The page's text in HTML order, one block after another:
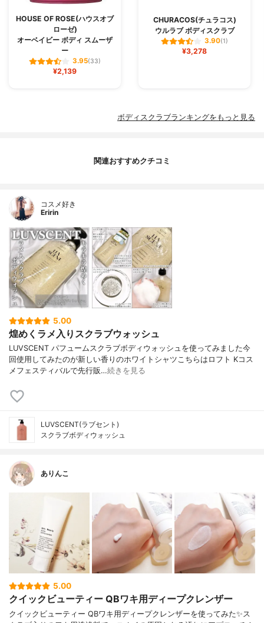
HOUSE OF ROSE(ハウスオブ
ローゼ)
オーベイビー ボディ スムーザ
ー
3.95(33)
¥2,139
CHURACOS(チュラコス)
ウルラブ ボディスクラブ
3.90(1)
¥3,278
ボディスクラブランキングをもっと見る
関連おすすめクチコミ
コスメ好き
Eririn
5.00
煌めくラメ入りスクラブウォッシュ
LUVSCENT パフュームスクラブボディウォッシュを使ってみました今
回使用してみたのが新しい香りのホワイトシャツこちらはロフト Kコス
メフェスティバルで先行販…続きを見る
LUVSCENT(ラブセント)
スクラブボディウォッシュ
ありんこ
5.00
クイックビューティー QBワキ用ディープクレンザー
クイックビューティー QBワキ用ディープクレンザーを使ってみた✨ス